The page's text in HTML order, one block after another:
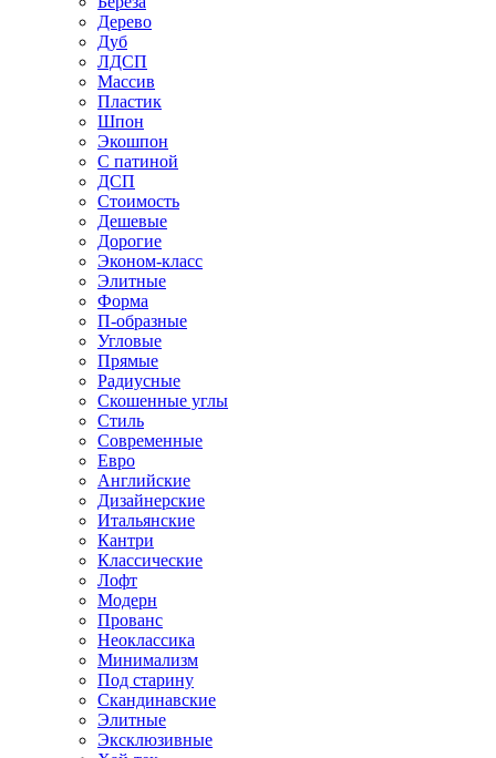
Дерево
Дуб
ЛДСП
Массив
Пластик
Шпон
Экошпон
С патиной
ДСП
Стоимость
Дешевые
Дорогие
Эконом-класс
Элитные
Форма
П-образные
Угловые
Прямые
Радиусные
Скошенные углы
Стиль
Современные
Евро
Английские
Дизайнерские
Итальянские
Кантри
Классические
Лофт
Модерн
Прованс
Неоклассика
Минимализм
Под старину
Скандинавские
Элитные
Эксклюзивные